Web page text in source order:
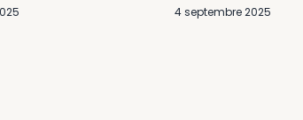
4 septembre 2025